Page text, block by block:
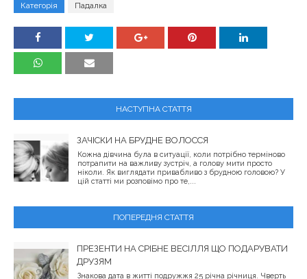
Категорія Падалка
НАСТУПНА СТАТТЯ
ЗАЧІСКИ НА БРУДНЕ ВОЛОССЯ
Кожна дівчина була в ситуації, коли потрібно терміново
потрапити на важливу зустріч, а голову мити просто
ніколи. Як виглядати привабливо з брудною головою? У
цій статті ми розповімо про те,...
ПОПЕРЕДНЯ СТАТТЯ
ПРЕЗЕНТИ НА СРІБНЕ ВЕСІЛЛЯ ЩО ПОДАРУВАТИ
ДРУЗЯМ
Знакова дата в житті подружжя 25 річна річниця. Чверть